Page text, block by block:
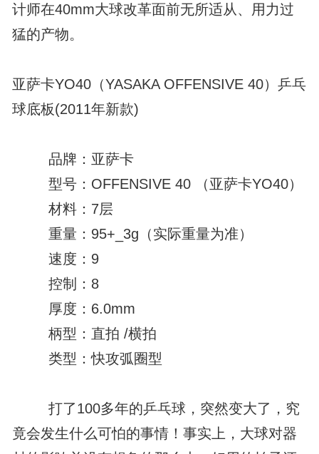
计师在40mm大球改革面前无所适从、用力过
猛的产物。
亚萨卡YO40（YASAKA OFFENSIVE 40）乒乓
球底板(2011年新款)
品牌：亚萨卡
型号：OFFENSIVE 40 （亚萨卡YO40）
材料：7层
重量：95+_3g（实际重量为准）
速度：9
控制：8
厚度：6.0mm
柄型：直拍 /横拍
类型：快攻弧圈型
打了100多年的乒乓球，突然变大了，究
竟会发生什么可怕的事情！事实上，大球对器